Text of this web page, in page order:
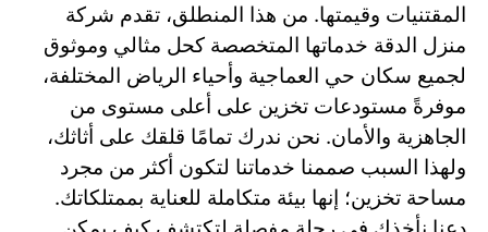
المقتنيات وقيمتها. من هذا المنطلق، تقدم شركة
منزل الدقة خدماتها المتخصصة كحل مثالي وموثوق
لجميع سكان حي العماجية وأحياء الرياض المختلفة،
موفرةً مستودعات تخزين على أعلى مستوى من
الجاهزية والأمان. نحن ندرك تمامًا قلقك على أثاثك،
ولهذا السبب صممنا خدماتنا لتكون أكثر من مجرد
مساحة تخزين؛ إنها بيئة متكاملة للعناية بممتلكاتك.